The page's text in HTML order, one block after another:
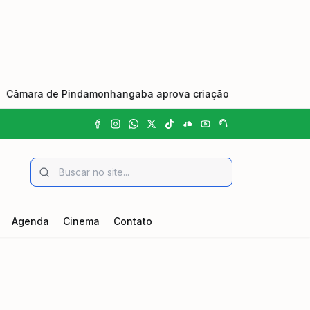
de Pindamonhangaba aprova criação do Dia Municipal do
Agenda Cinema Contato